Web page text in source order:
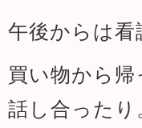
午後からは
買い物から
話し合ったり